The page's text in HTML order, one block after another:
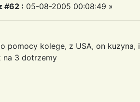
#62 : 05-08-2005 00:08:49 »
pomocy kolege, z USA, on
na 3 dotrzemy